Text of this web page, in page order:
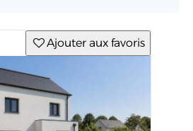
Ajouter aux favoris